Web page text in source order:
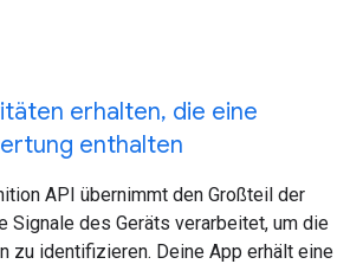
erhalten, die eine
enthalten
API übernimmt den Großteil der
Signale des Geräts verarbeitet, um die
zu identifizieren. Deine App erhält eine